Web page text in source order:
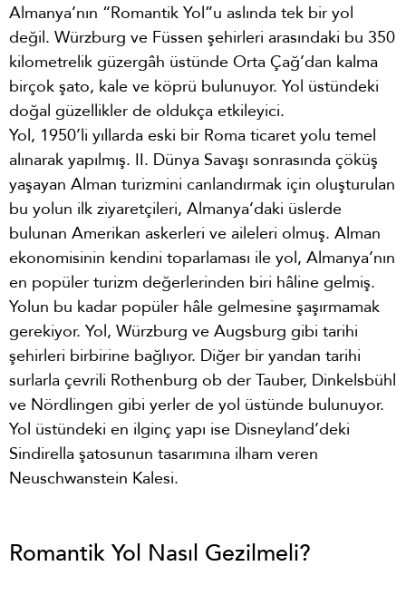
Almanya’nın “Romantik Yol”u aslında tek bir yol
değil. Würzburg ve Füssen şehirleri arasındaki bu 350
kilometrelik güzergâh üstünde Orta Çağ’dan kalma
birçok şato, kale ve köprü bulunuyor. Yol üstündeki
doğal güzellikler de oldukça etkileyici.
Yol, 1950’li yıllarda eski bir Roma ticaret yolu temel
alınarak yapılmış. II. Dünya Savaşı sonrasında çöküş
yaşayan Alman turizmini canlandırmak için oluşturulan
bu yolun ilk ziyaretçileri, Almanya’daki üslerde
bulunan Amerikan askerleri ve aileleri olmuş. Alman
ekonomisinin kendini toparlaması ile yol, Almanya’nın
en popüler turizm değerlerinden biri hâline gelmiş.
Yolun bu kadar popüler hâle gelmesine şaşırmamak
gerekiyor. Yol, Würzburg ve Augsburg gibi tarihi
şehirleri birbirine bağlıyor. Diğer bir yandan tarihi
surlarla çevrili Rothenburg ob der Tauber, Dinkelsbühl
ve Nördlingen gibi yerler de yol üstünde bulunuyor.
Yol üstündeki en ilginç yapı ise Disneyland’deki
Sindirella şatosunun tasarımına ilham veren
Neuschwanstein Kalesi.
Romantik Yol Nasıl Gezilmeli?